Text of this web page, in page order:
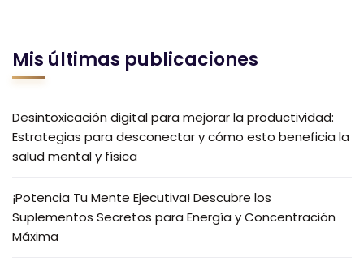
Mis últimas publicaciones
Desintoxicación digital para mejorar la productividad:
Estrategias para desconectar y cómo esto beneficia la
salud mental y física
¡Potencia Tu Mente Ejecutiva! Descubre los
Suplementos Secretos para Energía y Concentración
Máxima